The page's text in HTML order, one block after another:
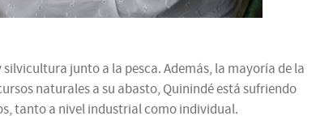
junto a la pesca. Además, la mayoría de la
naturales a su abasto, Quinindé está sufriendo
tanto a nivel industrial como individual.